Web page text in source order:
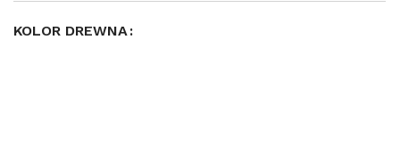
KOLOR DREWNA